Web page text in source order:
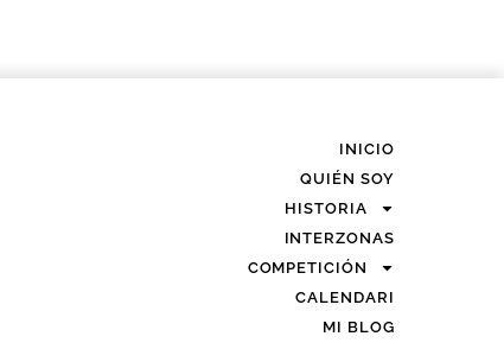
INICIO
QUIÉN SOY
HISTORIA
INTERZONAS
COMPETICIÓN
CALENDARI
MI BLOG